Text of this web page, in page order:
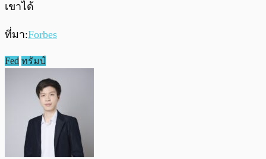
เขาได้
ที่มา:Forbes
Fed ทรัมป์